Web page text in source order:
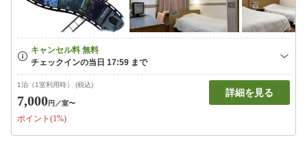
1泊（1室利用時） (税込)
7,000円 ／室〜
ポイント(1%)
詳細を見る